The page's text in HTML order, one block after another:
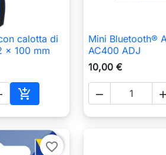
calotta di
x 100 mm

Aggiungi al carrello

Mini Bluetooth®
AC400 ADJ
10,00 €
 
favorite_border